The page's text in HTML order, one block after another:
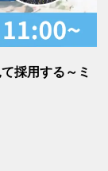
採用する～ミ